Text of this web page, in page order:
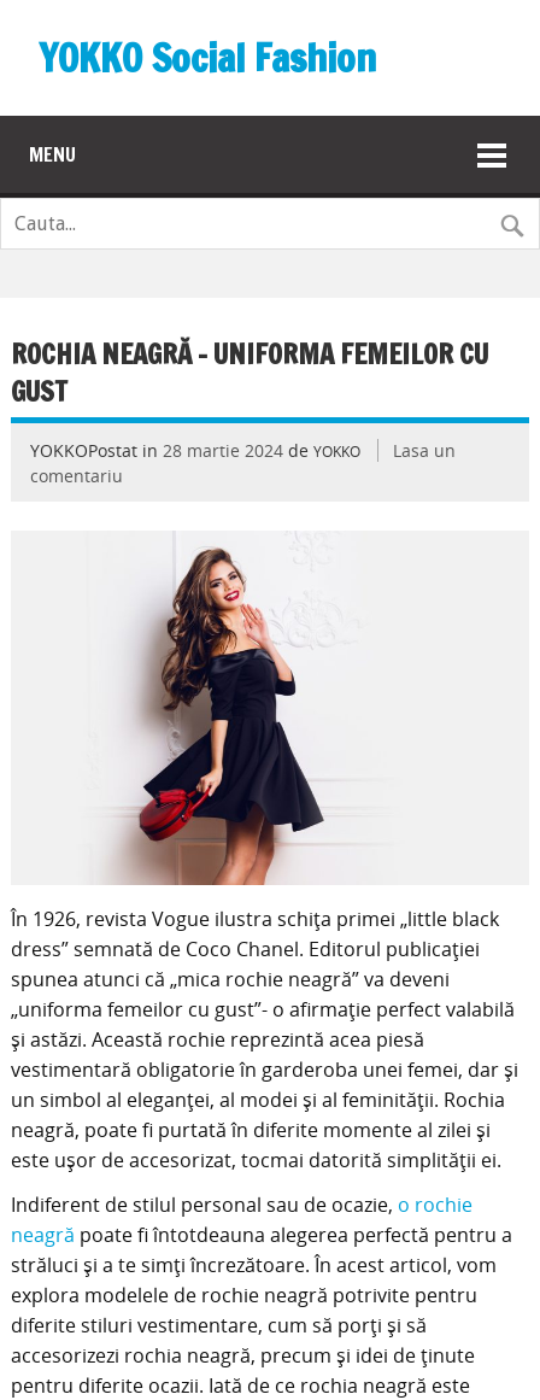
YOKKO Social Fashion
MENU
ROCHIA NEAGRĂ – UNIFORMA FEMEILOR CU
GUST
YOKKOPostat in 28 martie 2024de YOKKO
Lasa un
comentariu
În 1926, revista Vogue ilustra schița primei „little black
dress” semnată de Coco Chanel. Editorul publicației
spunea atunci că „mica rochie neagră” va deveni
„uniforma femeilor cu gust”- o afirmație perfect valabilă
și astăzi. Această rochie reprezintă acea piesă
vestimentară obligatorie în garderoba unei femei, dar și
un simbol al eleganței, al modei și al feminității. Rochia
neagră, poate fi purtată în diferite momente al zilei și
este ușor de accesorizat, tocmai datorită simplității ei.
Indiferent de stilul personal sau de ocazie, o rochie
neagră poate fi întotdeauna alegerea perfectă pentru a
străluci și a te simți încrezătoare. În acest articol, vom
explora modelele de rochie neagră potrivite pentru
diferite stiluri vestimentare, cum să porți și să
accesorizezi rochia neagră, precum și idei de ținute
pentru diferite ocazii. Iată de ce rochia neagră este